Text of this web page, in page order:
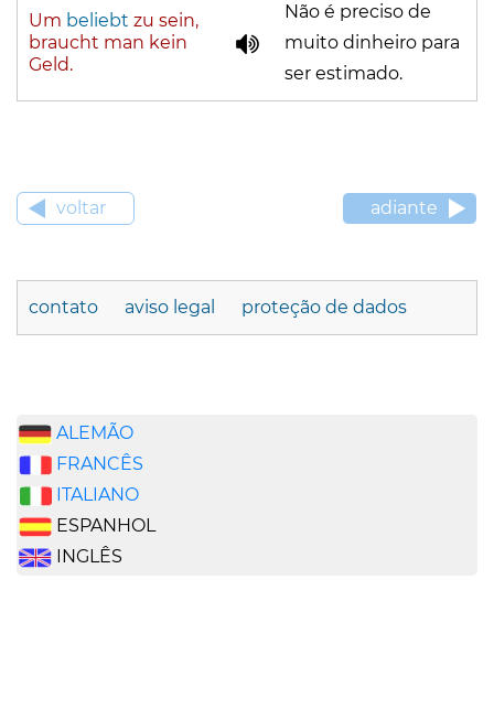
Um beliebt zu sein,
braucht man kein
Geld.
Não é preciso de
muito dinheiro para
ser estimado.
voltar adiante
contato aviso legal proteção de dados
ALEMÃO
FRANCÊS
ITALIANO
ESPANHOL
INGLÊS